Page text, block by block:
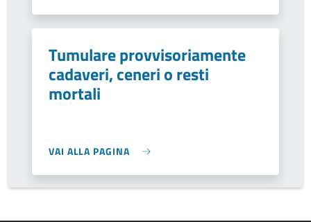
Tumulare provvisoriamente
cadaveri, ceneri o resti
mortali
VAI ALLA PAGINA